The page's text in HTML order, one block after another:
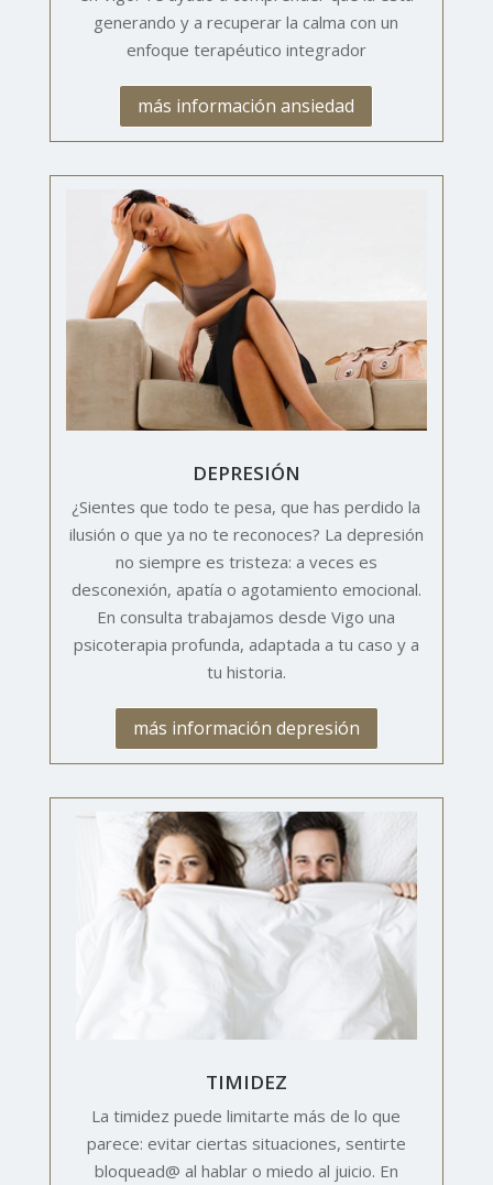
generando y a recuperar la calma con un
enfoque terapéutico integrador
más información ansiedad
DEPRESIÓN
¿Sientes que todo te pesa, que has perdido la
ilusión o que ya no te reconoces? La depresión
no siempre es tristeza: a veces es
desconexión, apatía o agotamiento emocional.
En consulta trabajamos desde Vigo una
psicoterapia profunda, adaptada a tu caso y a
tu historia.
más información depresión
TIMIDEZ
La timidez puede limitarte más de lo que
parece: evitar ciertas situaciones, sentirte
bloquead@ al hablar o miedo al juicio. En